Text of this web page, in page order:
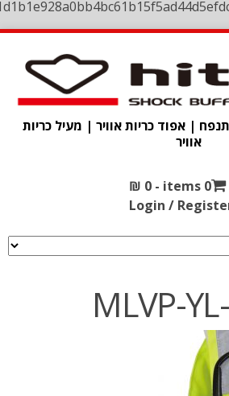
| אפוד כריות אוויר | מעיל כריות
אוויר
0 items -
₪ 0
Login /
MLVP-